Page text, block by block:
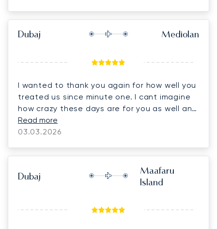
🙏 PS: we have tales to tell for sure... Love,
Bryan, Tina & Charles
Dubaj Mediolan
I wanted to thank you again for how well you
treated us since minute one. I cant imagine
how crazy these days are for you as well and
you did amazing! If I can give a shoutout to
anyone from the company to help don’t
Read more
03.03.2026
Dubaj
Maafaru
Island